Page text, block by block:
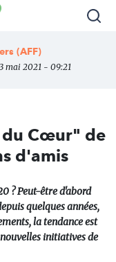
(AFF)
mai 2021 - 09:21
du Cœur" de
d'amis
? Peut-être d'abord
quelques années,
la tendance est
initiatives de